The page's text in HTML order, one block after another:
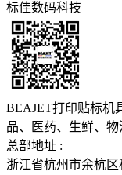
标佳数码科技
BEAJET打印贴标机
品、医药、生鲜、
总部地址 :
浙江省杭州市余杭